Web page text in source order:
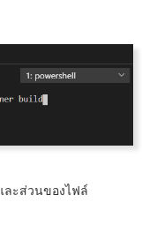
ละส่วนของไฟล์